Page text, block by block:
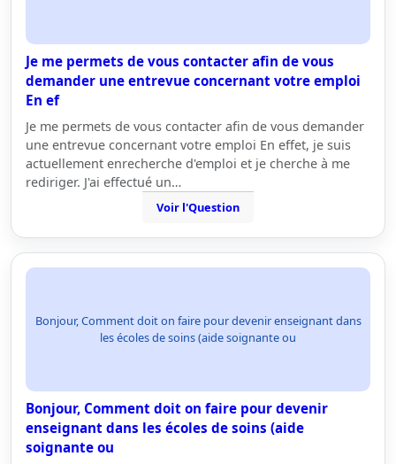
Je me permets de vous contacter afin de vous
demander une entrevue concernant votre emploi
En ef
Je me permets de vous contacter afin de vous demander
une entrevue concernant votre emploi En effet, je suis
actuellement enrecherche d'emploi et je cherche à me
rediriger. J'ai effectué un…
Voir l'Question
Bonjour, Comment doit on faire pour devenir enseignant dans
les écoles de soins (aide soignante ou
Bonjour, Comment doit on faire pour devenir
enseignant dans les écoles de soins (aide
soignante ou